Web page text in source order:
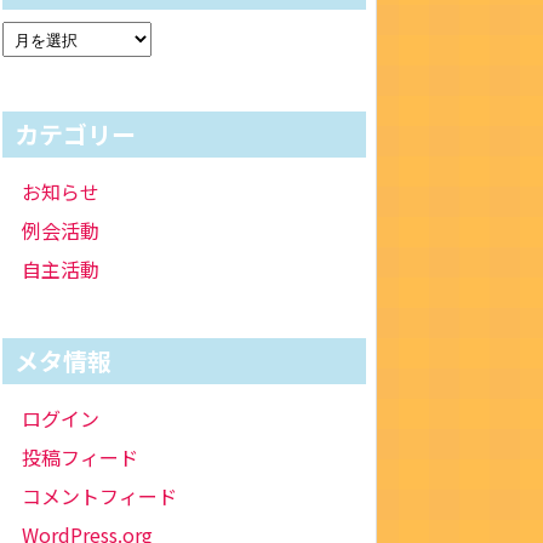
カテゴリー
お知らせ
例会活動
自主活動
メタ情報
ログイン
投稿フィード
コメントフィード
WordPress.org